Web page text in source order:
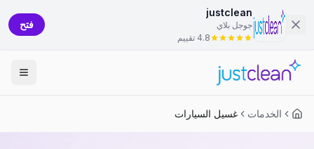
justclean
جوجل بلاي
4.8 تقييم
فتح
الخدمات غسيل السيارات